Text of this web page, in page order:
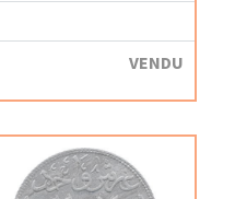
VENDU